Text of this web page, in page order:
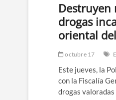
Destruyen
drogas
oriental
octubre 17
Este jueves, la
con la Fiscalía
drogas